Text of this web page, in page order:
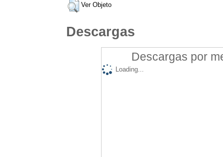
Ver Objeto
Descargas
Descargas por
Loading...